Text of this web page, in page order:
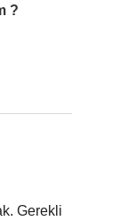
?
Gerekli